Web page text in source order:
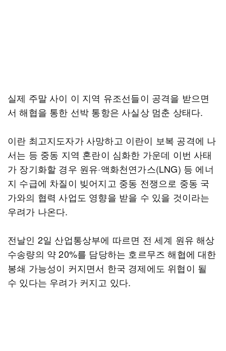
실제 주말 사이 이 지역 유조선들이 공격을 받으면
서 해협을 통한 선박 통항은 사실상 멈춘 상태다.
이란 최고지도자가 사망하고 이란이 보복 공격에 나
서는 등 중동 지역 혼란이 심화한 가운데 이번 사태
가 장기화할 경우 원유·액화천연가스(LNG) 등 에너
지 수급에 차질이 빚어지고 중동 전쟁으로 중동 국
가와의 협력 사업도 영향을 받을 수 있을 것이라는
우려가 나온다.
전날인 2일 산업통상부에 따르면 전 세계 원유 해상
수송량의 약 20%를 담당하는 호르무즈 해협에 대한
봉쇄 가능성이 커지면서 한국 경제에도 위협이 될
수 있다는 우려가 커지고 있다.